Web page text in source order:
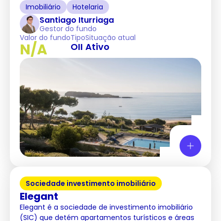
Imobiliário
Hotelaria
Santiago Iturriaga
Gestor do fundo
Valor do fundo
N/A
Tipo
OII
Situação atual
Ativo
Sociedade investimento imobiliário
Elegant
Elegant é a sociedade de investimento imobiliário
(SIC) que detém apartamentos turísticos e áreas